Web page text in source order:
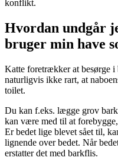
konflikt.
Hvordan undgår
bruger min have
Katte foretrækker at besørge
naturligvis ikke rart, at
toilet.
Du kan f.eks. lægge grov
kan være med til at
Er bedet lige blevet sået til,
lignende over bedet. Når
erstatter det med barkflis.